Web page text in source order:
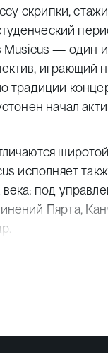
скрипки,
Musicus — один
играющий
традиции
начал
исполняет
под
Пярта,
Моцарт,